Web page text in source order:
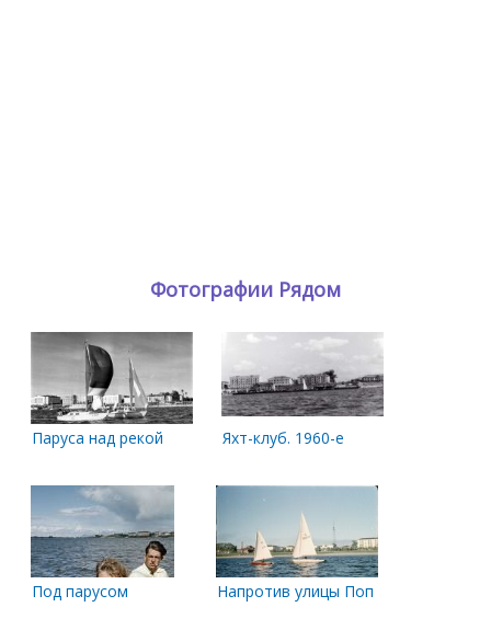
Фотографии Рядом
Паруса над рекой Яхт-клуб. 1960-е
Под парусом Напротив улицы Попова